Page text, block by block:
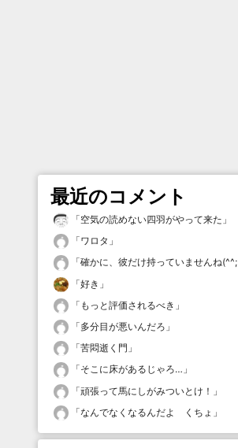
最近のコメント
「空気の読めない四羽がやって来た 」
「ワロタ 」
「確かに、彼だけ持っていませんね(^^;
「好き 」
「 もっと評価されるべき 」
「多分目が悪いんだろ 」
「苦悶逝く門 」
「そこに床があるじゃろ… 」
「頑張って馬にしがみついとけ！ 」
「なんでなくなるんだよ くちょ 」